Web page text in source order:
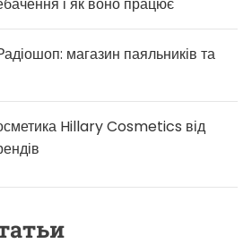
магазин паяльників та
Hillary Cosmetics від